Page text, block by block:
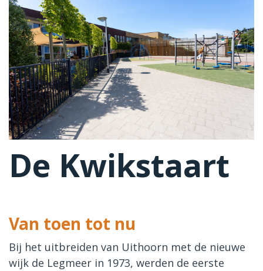
De Kwikstaart
Van toen tot nu
Bij het uitbreiden van Uithoorn met de nieuwe
wijk de Legmeer in 1973, werden de eerste